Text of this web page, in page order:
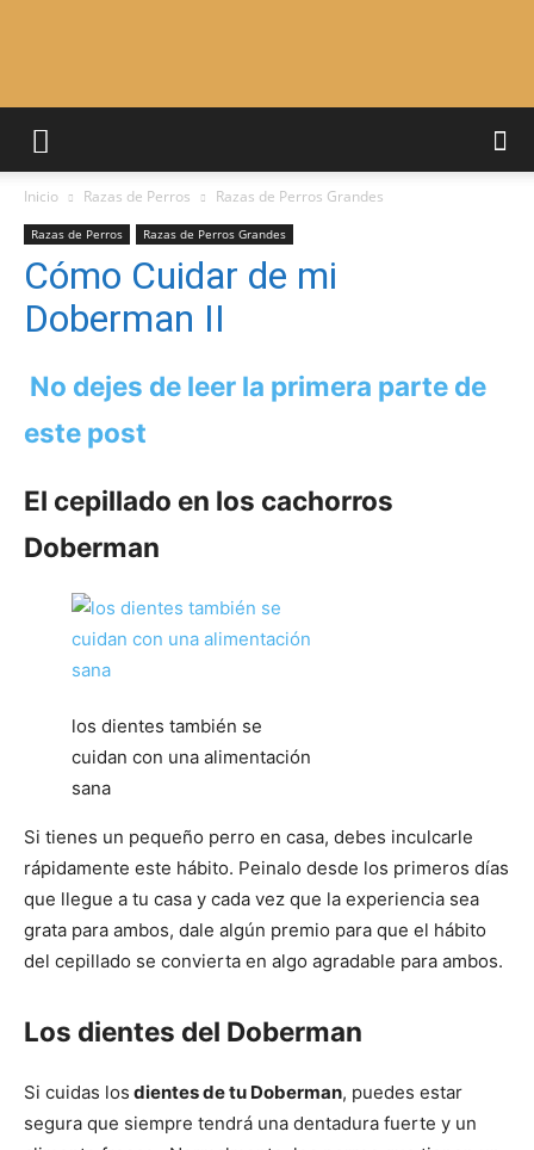
Adiestrar
Fotos
de
Inicio Razas de Perros Razas de Perros Grandes
Razas de Perros Razas de Perros Grandes
Cómo Cuidar de mi
Doberman II
No dejes de leer la primera parte de
este post
El cepillado en los cachorros
Doberman
los dientes también se
cuidan con una alimentación
sana
Si tienes un pequeño perro en casa, debes inculcarle
rápidamente este hábito. Peinalo desde los primeros días
que llegue a tu casa y cada vez que la experiencia sea
grata para ambos, dale algún premio para que el hábito
del cepillado se convierta en algo agradable para ambos.
Los dientes del Doberman
Si cuidas los dientes de tu Doberman, puedes estar
segura que siempre tendrá una dentadura fuerte y un